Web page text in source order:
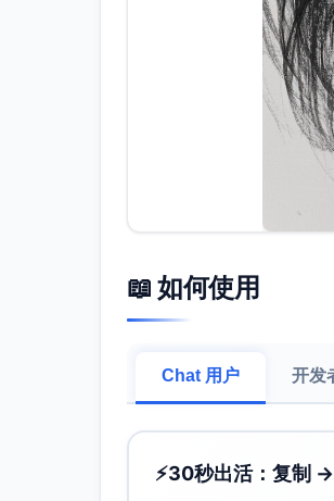
📖 如何使用
Chat 用户 开发
⚡30秒出活：复制